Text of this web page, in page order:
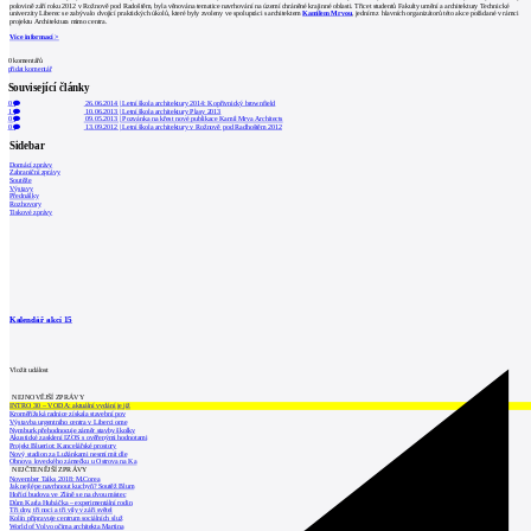
polovině září roku 2012 v Rožnově pod Radoštěm, byla věnována tematice navrhování na území chráněné krajinné oblasti. Třicet studentů Fakulty umění a architektury Technické
univerzity Liberec se zabývalo dvojicí praktických úkolů, které byly zvoleny ve spolupráci s architektemKamilem Mrvou, jedním z hlavních organizátorů této akce pořádané v rámci
projektu Architektura mimo centra.
Více informací >
0komentářů
přidat komentář
Související články
0 26.06.2014 |Letní škola architektury 2014: Kopřivnický brownfield
1
10.06.2013 |Letní škola architektury Plasy 2013
0
09.05.2013 Pozvánka na křest nové publikace Kamil Mrva Architects
0 13.09.2012 |Letní škola architektury v Rožnově pod Radhoštěm 2012
Sidebar
Domácí zprávy
Zahraniční zprávy
Soutěže
Výstavy
Přednášky
Rozhovory
Tiskové zprávy
Kalendář akcí 15
Vložit událost
NEJNOVĚJŠÍ ZPRÁVY
INTRO 30 – VODA: aktuální vydání je již
Kroměřížská radnice získala stavební pov
Výstavba urgentního centra v Liberci ome
Nymburk přehodnocuje záměr stavby školky
Akustické zasklení IZOS s ověřenými hodnotami
Projekt Blueriot: Kancelářské prostory
Nový stadion za Lužánkami nesmí mít dle
Obnova loveckého zámečku u Ostrova na Ka
NEJČTENĚJŠÍ ZPRÁVY
November Talks 2018: M.Corea
Jak nejlépe navrhnout kuchyň? Soutěž Blum
Hořící budova ve Zlíně se na dvou místec
Dům Karla Hubáčka – experimentální rodin
Tři dny, tři noci a tři vily v záři světel
Kolín připravuje centrum sociálních služ
World of Volvo očima architekta Martina